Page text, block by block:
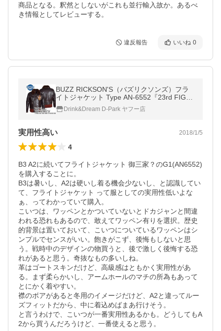
商品となる。釈然としないがこれも並行輸入故か。あるべ
き情報としてレビューする。
違反報告 いいね 0
BUZZ RICKSON'S（バズリクソンズ）フラ
イトジャケット Type AN-6552『23rd FIGH
TER GP.』BR80452
Drink&Dream D-Park ヤフー店
実用性高い 2018/1/5
4
B3 A2に続いてフライトジャケット 御三家？のG1(AN6552)
を購入することに。
B3は暑いし、A2は硬いし着る機会少ないし、と認識してい
て、フライトジャケット って服としての実用性低いよな
ぁ、ってわかっていて購入。
こいつは、ワッペンとかついていないとドカジャンと間違
われる恐れもあるので、敢えてワッペン有りを選択。歴史
的背景は置いておいて、こいつについているワッペンはシ
ンプルでセンスがいい。飽きがこず、後悔もしないと思
う。戦時中のデザインの物買うと、後で激しく後悔する恐
れがあると思う。奇抜なもの多いしね。
革はゴートスキンだけど、高級感はともかく実用性があ
る。まず柔らかいし、アームホールのマチの所為もあって
とにかく着やすい。
襟のボアがあると冬用のイメージだけど、A2と違ってルー
ズフィットだから、中に着込めばまあ行けそう。
と言うわけで、こいつが一番実用性あるかも。どうしてもA
2から買うんだろうけど、一番使えると思う。